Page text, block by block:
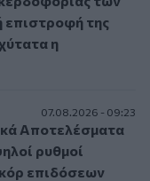
επιστροφή της
η
07.08.2026 - 09:23
Αποτελέσματα
ρυθμοί
επιδόσεων